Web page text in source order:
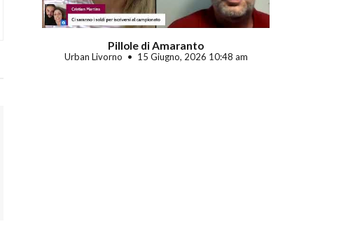
Pillole di Amaranto
Urban Livorno 15 Giugno, 2026 10:48 am